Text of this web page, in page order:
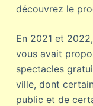
découvrez le
En 2021 et
vous avait
spectacles
ville, dont
public et de